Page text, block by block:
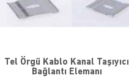
Tel Örgü Kablo Kanal Taşıyıcı
Bağlantı Elemanı